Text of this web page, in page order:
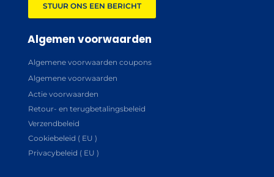
STUUR ONS EEN BERICHT
Algemen voorwaarden
Algemene voorwaarden coupons
Algemene voorwaarden
Actie voorwaarden
Retour- en terugbetalingsbeleid
Verzendbeleid
Cookiebeleid ( EU )
Privacybeleid ( EU )